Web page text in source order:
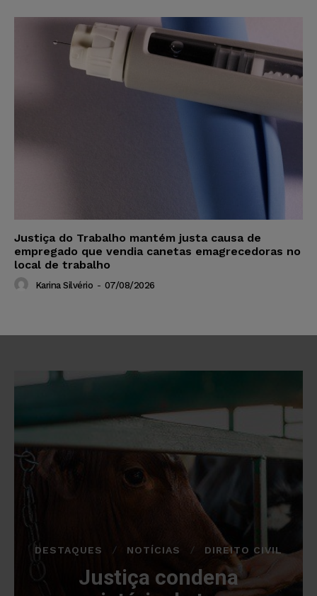
Justiça do Trabalho mantém justa causa de
empregado que vendia canetas emagrecedoras no
local de trabalho
Karina Silvério - 07/08/2026